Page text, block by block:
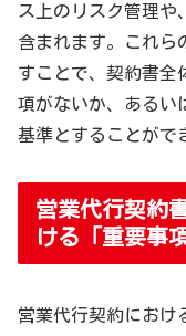
ス上のリスク管理や
含まれます。これら
すことで、契約書全
項がないか、あるい
基準とすることがで
営業代行契約
ける「重要事
営業代行契約におけ